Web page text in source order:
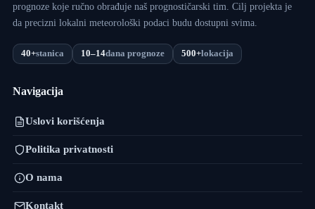
prognoze koje ručno obrađuje naš prognostičarski tim. Cilj projekta je
da precizni lokalni meteorološki podaci budu dostupni svima.
40+stanica 10–14dana prognoze 500+lokacija
Navigacija
Uslovi korišćenja
Politika privatnosti
O nama
Kontakt